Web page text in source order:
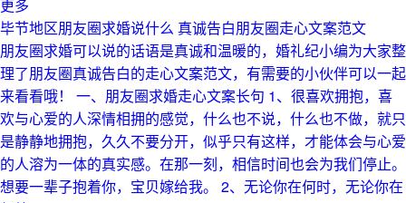
更多
毕节地区朋友圈求婚说什么 真诚告白朋友圈走心文案范文
朋友圈求婚可以说的话语是真诚和温暖的，婚礼纪小编为大家整
理了朋友圈真诚告白的走心文案范文，有需要的小伙伴可以一起
来看看哦！ 一、朋友圈求婚走心文案长句 1、很喜欢拥抱，喜
欢与心爱的人深情相拥的感觉，什么也不说，什么也不做，就只
是静静地拥抱，久久不要分开，似乎只有这样，才能体会与心爱
的人溶为一体的真实感。在那一刻，相信时间也会为我们停止。
想要一辈子抱着你，宝贝嫁给我。 2、无论你在何时，无论你在